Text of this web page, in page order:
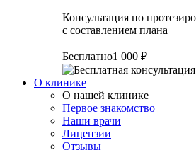
Консультация по
с составлением плана
Бесплатно1 000 ₽
О клинике
О нашей клинике
Первое знакомство
Наши врачи
Лицензии
Отзывы